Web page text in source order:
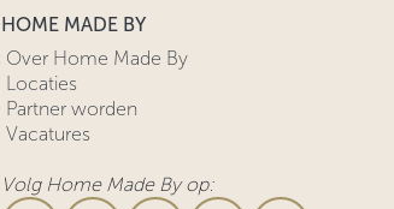
HOME MADE BY
Over Home Made By
Locaties
Partner worden
Vacatures
Volg Home Made By op: